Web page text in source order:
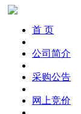
首 页
公司简介
采购公告
网上竞价